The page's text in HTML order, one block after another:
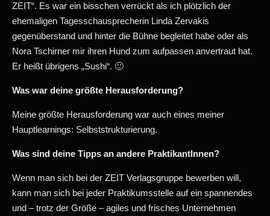
ZEIT“. Es war ein bisschen verrückt als ich plötzlich der
ehemaligen Tagesschausprecherin Linda Zervakis
gegenüberstand und hinter die Bühne begleitet habe oder als
Nora Tschirner mir ihren Hund zum aufpassen anvertraut hat.
Er heißt übrigens „Sushi“. 🙂
Was war deine größte Herausforderung?
Meine größte Herausforderung war auch eines meiner
Hauptlearnings: Selbststrukturierung.
Was sind deine Tipps an andere PraktikantInnen?
Wenn man sich bei der ZEIT Verlagsgruppe bewerben will,
kann man sich bei jeder Praktikumsstelle auf ein spannendes
und – trotz der Größe – agiles und frisches Unternehmen